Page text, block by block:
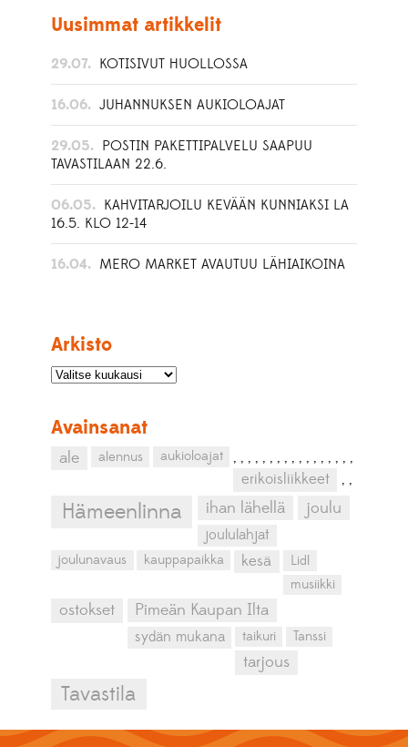
Uusimmat artikkelit
29.07. KOTISIVUT HUOLLOSSA
16.06. JUHANNUKSEN AUKIOLOAJAT
29.05. POSTIN PAKETTIPALVELU SAAPUU
TAVASTILAAN 22.6.
06.05. KAHVITARJOILU KEVÄÄN KUNNIAKSI LA
16.5. KLO 12-14
16.04. MERO MARKET AVAUTUU LÄHIAIKOINA
Arkisto
Avainsanat
ale ,
alennus ,
aukioloajat ,
erikoisliikkeet
,
Hämeenlinna
,
ihan lähellä
,
joulu
,
joululahjat
,
joulunavaus
,
kauppapaikka
,
kesä
,
Lidl
,
musiikki
,
ostokset
,
Pimeän Kaupan Ilta
,
sydän mukana
,
taikuri
,
Tanssi
,
tarjous
,
Tavastila